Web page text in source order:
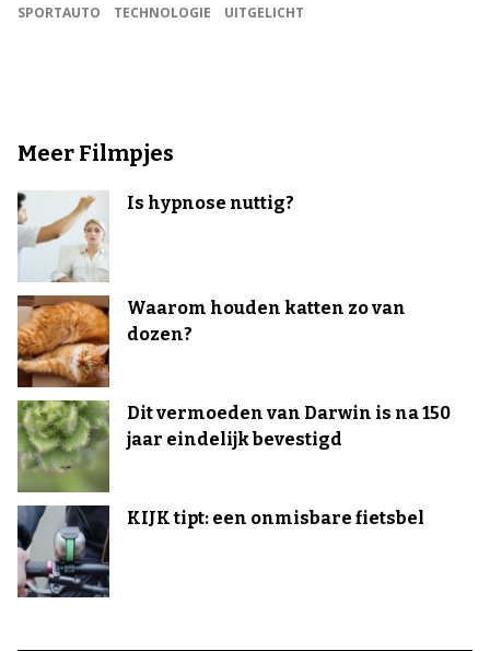
SPORTAUTO
TECHNOLOGIE UITGELICHT
Meer Filmpjes
Is hypnose nuttig?
Waarom houden katten zo van
dozen?
Dit vermoeden van Darwin is na 150
jaar eindelijk bevestigd
KIJK tipt: een onmisbare fietsbel